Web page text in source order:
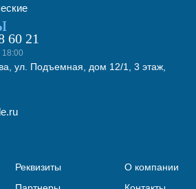
60 21
ул. Подъемная, дом 12/1, 3 этаж,
Реквизиты
О компании